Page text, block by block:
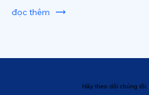
đọc thêm
Hãy theo dõi chúng tôi